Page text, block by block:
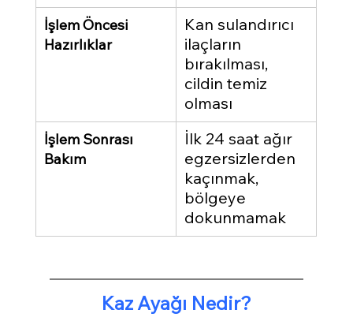
İşlem Öncesi
Hazırlıklar
Kan sulandırıcı
ilaçların
bırakılması,
cildin temiz
olması
İşlem Sonrası
Bakım
İlk 24 saat ağır
egzersizlerden
kaçınmak,
bölgeye
dokunmamak
Kaz Ayağı Nedir?